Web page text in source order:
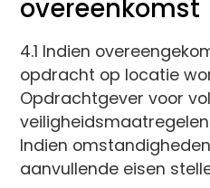
overeenkomst
4.1 Indien
opdracht op locatie
Opdrachtgever voor
Indien
aanvullende eisen